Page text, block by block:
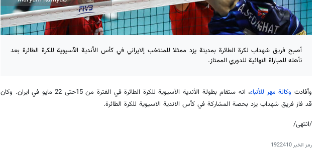
أصبح فريق شهداب لكرة الطائرة بمدينة يزد ممثلا للمنتخب إلايراني في كأس الأندية الآسيوية للكرة الطائرة بعد
تأهله للمباراة النهائية للدوري الممتاز.
وأفادت وكالة مهر للأنباء
، انه ستقام بطولة الأندية الآسيوية للكرة الطائرة في الفترة من 15حتى 22 مايو في ايران. وکان
قد فاز فریق شهداب يزد بحصة المشاركة في كأس الاندية الاسيوية للكرة الطائرة.
/انتهی/
رمز الخبر1922410